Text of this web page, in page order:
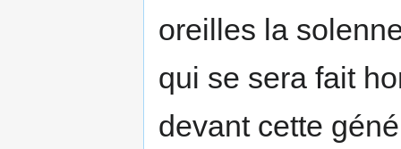
oreilles la
qui se sera fait
devant cette